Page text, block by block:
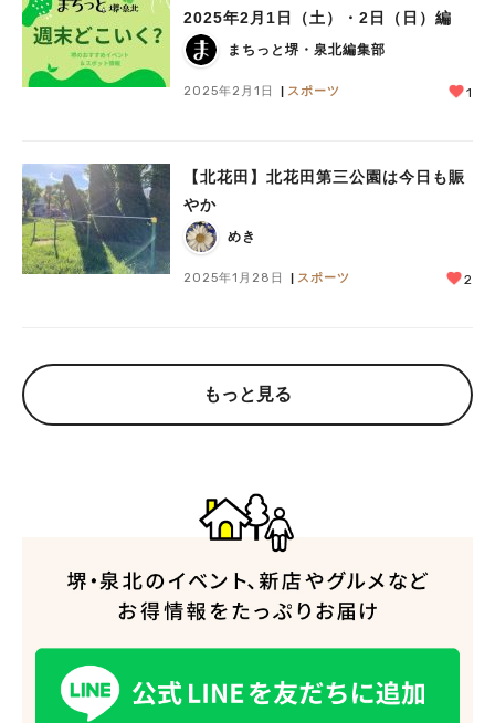
2025年2月1日（土）・2日（日）編
まちっと堺・泉北編集部
2025年2月1日 スポーツ 1
【北花田】北花田第三公園は今日も賑
やか
めき
2025年1月28日 スポーツ 2
もっと見る
#なかもず駅